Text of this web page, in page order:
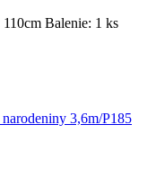
Balenie: 1 ks